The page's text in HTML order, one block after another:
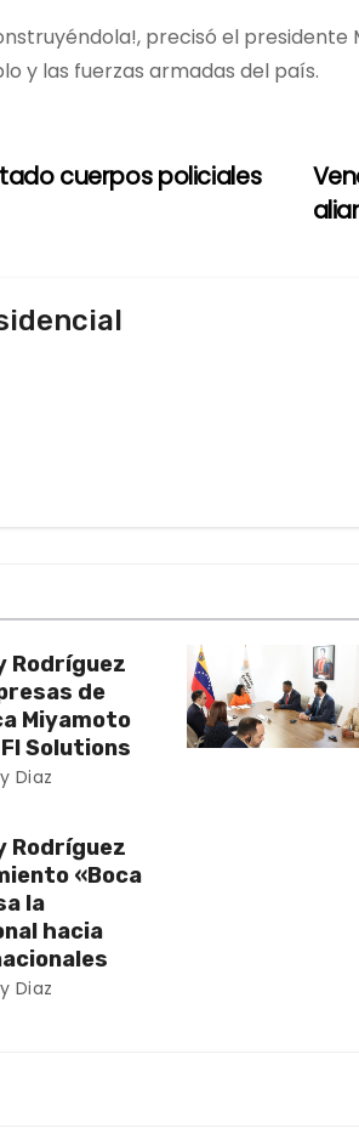
precisó el
y las fuerzas armadas del país.
cuerpos policiales
Rodríguez
de
Miyamoto
Solutions
Diaz
Rodríguez
«Boca
la
hacia
Diaz